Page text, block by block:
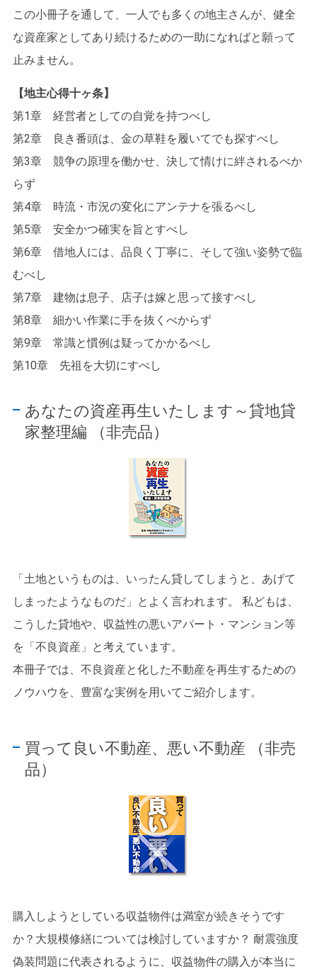
この小冊子を通して、一人でも多くの地主さんが、健全
な資産家としてあり続けるための一助になればと願って
止みません。
【地主心得十ヶ条】
第1章 経営者としての自覚を持つべし
第2章 良き番頭は、金の草鞋を履いてでも探すべし
第3章 競争の原理を働かせ、決して情けに絆されるべか
らず
第4章 時流・市況の変化にアンテナを張るべし
第5章 安全かつ確実を旨とすべし
第6章 借地人には、品良く丁寧に、そして強い姿勢で臨
むべし
第7章 建物は息子、店子は嫁と思って接すべし
第8章 細かい作業に手を抜くべからず
第9章 常識と慣例は疑ってかかるべし
第10章 先祖を大切にすべし
あなたの資産再生いたします～貸地貸
家整理編 （非売品）
「土地というものは、いったん貸してしまうと、あげて
しまったようなものだ」とよく言われます。 私どもは、
こうした貸地や、収益性の悪いアパート・マンション等
を「不良資産」と考えています。
本冊子では、不良資産と化した不動産を再生するための
ノウハウを、豊富な実例を用いてご紹介します。
買って良い不動産、悪い不動産 （非売
品）
購入しようとしている収益物件は満室が続きそうです
か？大規模修繕については検討していますか？ 耐震強度
偽装問題に代表されるように、収益物件の購入が本当に